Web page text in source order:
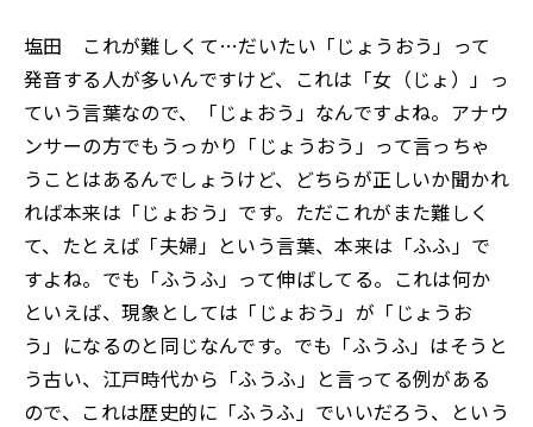
塩田 これが難しくて…だいたい「じょうおう」って
発音する人が多いんですけど、これは「女（じょ）」っ
ていう言葉なので、「じょおう」なんですよね。アナウ
ンサーの方でもうっかり「じょうおう」って言っちゃ
うことはあるんでしょうけど、どちらが正しいか聞かれ
れば本来は「じょおう」です。ただこれがまた難しく
て、たとえば「夫婦」という言葉、本来は「ふふ」で
すよね。でも「ふうふ」って伸ばしてる。これは何か
といえば、現象としては「じょおう」が「じょうお
う」になるのと同じなんです。でも「ふうふ」はそうと
う古い、江戸時代から「ふうふ」と言ってる例がある
ので、これは歴史的に「ふうふ」でいいだろう、という